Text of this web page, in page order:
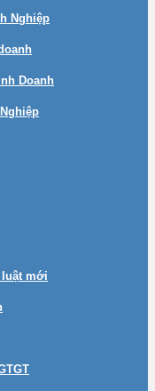
Nghiệp
Doanh
luật mới